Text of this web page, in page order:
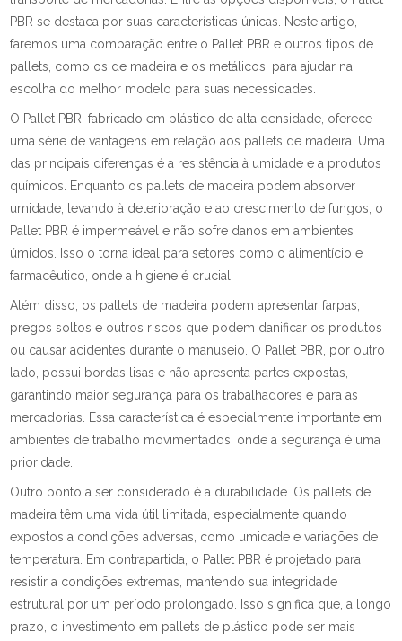
PBR se destaca por suas características únicas. Neste artigo,
faremos uma comparação entre o Pallet PBR e outros tipos de
pallets, como os de madeira e os metálicos, para ajudar na
escolha do melhor modelo para suas necessidades.
O Pallet PBR, fabricado em plástico de alta densidade, oferece
uma série de vantagens em relação aos pallets de madeira. Uma
das principais diferenças é a resistência à umidade e a produtos
químicos. Enquanto os pallets de madeira podem absorver
umidade, levando à deterioração e ao crescimento de fungos, o
Pallet PBR é impermeável e não sofre danos em ambientes
úmidos. Isso o torna ideal para setores como o alimentício e
farmacêutico, onde a higiene é crucial.
Além disso, os pallets de madeira podem apresentar farpas,
pregos soltos e outros riscos que podem danificar os produtos
ou causar acidentes durante o manuseio. O Pallet PBR, por outro
lado, possui bordas lisas e não apresenta partes expostas,
garantindo maior segurança para os trabalhadores e para as
mercadorias. Essa característica é especialmente importante em
ambientes de trabalho movimentados, onde a segurança é uma
prioridade.
Outro ponto a ser considerado é a durabilidade. Os pallets de
madeira têm uma vida útil limitada, especialmente quando
expostos a condições adversas, como umidade e variações de
temperatura. Em contrapartida, o Pallet PBR é projetado para
resistir a condições extremas, mantendo sua integridade
estrutural por um período prolongado. Isso significa que, a longo
prazo, o investimento em pallets de plástico pode ser mais